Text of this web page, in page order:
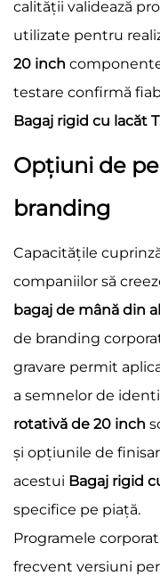
calității validează
utilizate pentru
20 inch
testare confirmă
Bagaj rigid cu lacăt
Opțiuni de
branding
Capacitățile
companiilor să
bagaj de mână din
de branding
gravare permit
a semnelor de
rotativă de 20 inch
și opțiunile de
acestui Bagaj rigid
specifice pe piață.
Programele
frecvent versiuni